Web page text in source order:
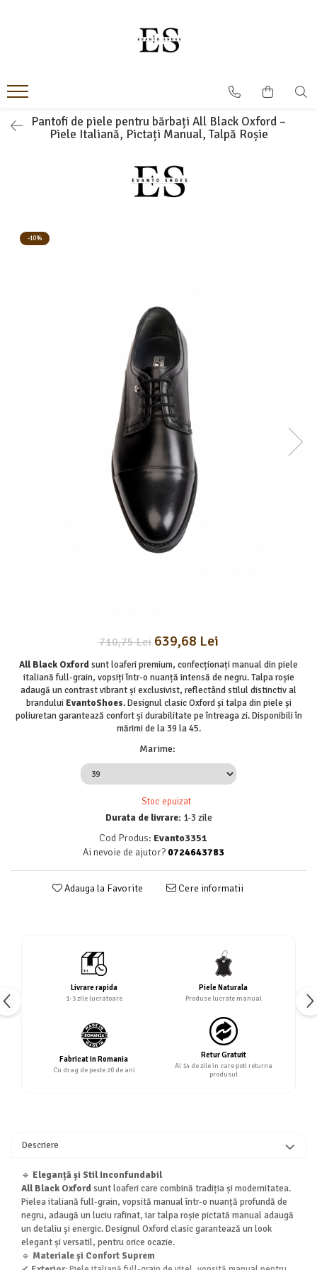
Derby
MonkStraps
DubleMonk
Sneakers
Ghete
PantofiPantofi de piele pentru bărbați All Black Oxford –
Piele Italiană, Pictați Manual, Talpă Roșie
-10%
710,75 Lei 639,68 Lei
All Black Oxfordsunt loaferi premium, confecționați manual din piele
italiană full-grain, vopsiți într-o nuanță intensă de negru. Talpa roșie
adaugă un contrast vibrant și exclusivist, reflectând stilul distinctiv al
brandului EvantoShoes. Designul clasic Oxford și talpa din piele și
poliuretan garantează confort și durabilitate pe întreaga zi. Disponibili în
mărimi de la 39 la 45.
Marime:
Stoc epuizat
Durata de livrare: 1-3 zile
Cod Produs: Evanto3351
Ai nevoie de ajutor? 0724643783
Adauga la Favorite Cere informatii
Livrare rapida
1-3 zile lucratoare
Piele Naturala
Produse lucrate manual
Fabricat in Romania
Cu drag de peste 20 de ani
Retur Gratuit
Ai 14 de zile in care poti returna
produsul
Descriere
🔹 Eleganță și Stil Inconfundabil
All Black Oxford sunt loaferi care combină tradiția și modernitatea.
Pielea italiană full-grain, vopsită manual într-o nuanță profundă de
negru, adaugă un luciu rafinat, iar talpa roșie pictată manual adaugă
un detaliu și energic. Designul Oxford clasic garantează un look
elegant și versatil, pentru orice ocazie.
🔹 Materiale și Confort Suprem